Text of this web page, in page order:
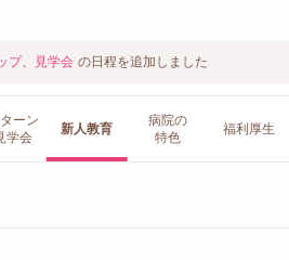
プ、 見学会 の日程を追加しました
ーン
学会
新人教育
病院の
特色
福利厚生